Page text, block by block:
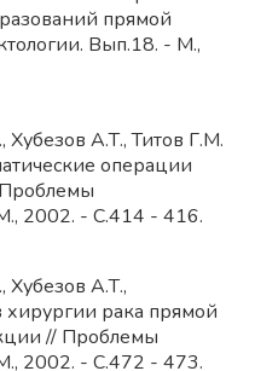
прямой
Вып.18. - М.,
А.Т., Титов Г.М.
операции
2002. - С.414 - 416.
Хубезов А.Т.,
хирургии рака прямой
// Проблемы
2002. - С.472 - 473.